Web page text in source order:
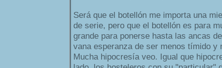
Será que el botellón me importa una
de serie, pero que el botellón es para
grande para ponerse hasta las ancas
vana esperanza de ser menos tímido y
Mucha hipocresía veo. Igual que